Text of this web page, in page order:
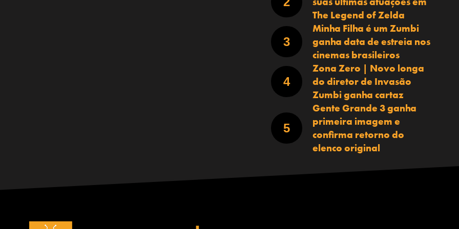
The Legend of Zelda
Minha Filha é um Zumbi
ganha data de estreia nos
cinemas brasileiros
Zona Zero | Novo longa
do diretor de Invasão
Zumbi ganha cartaz
Gente Grande 3 ganha
primeira imagem e
confirma retorno do
elenco original